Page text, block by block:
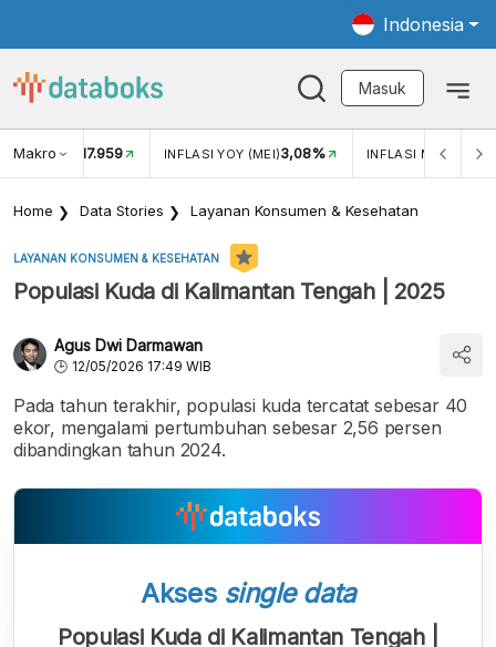
Indonesia
Masuk
Makro
USD/IDR 17.959 INFLASI YOY (MEI)3,08% INFLASI MOM (MEI)
Home Data Stories Layanan Konsumen & Kesehatan
LAYANAN KONSUMEN & KESEHATAN
Populasi Kuda di Kalimantan Tengah | 2025
Agus Dwi Darmawan
12/05/2026 17:49 WIB
Pada tahun terakhir, populasi kuda tercatat sebesar 40
ekor, mengalami pertumbuhan sebesar 2,56 persen
dibandingkan tahun 2024.
Akses single data
Populasi Kuda di Kalimantan Tengah |